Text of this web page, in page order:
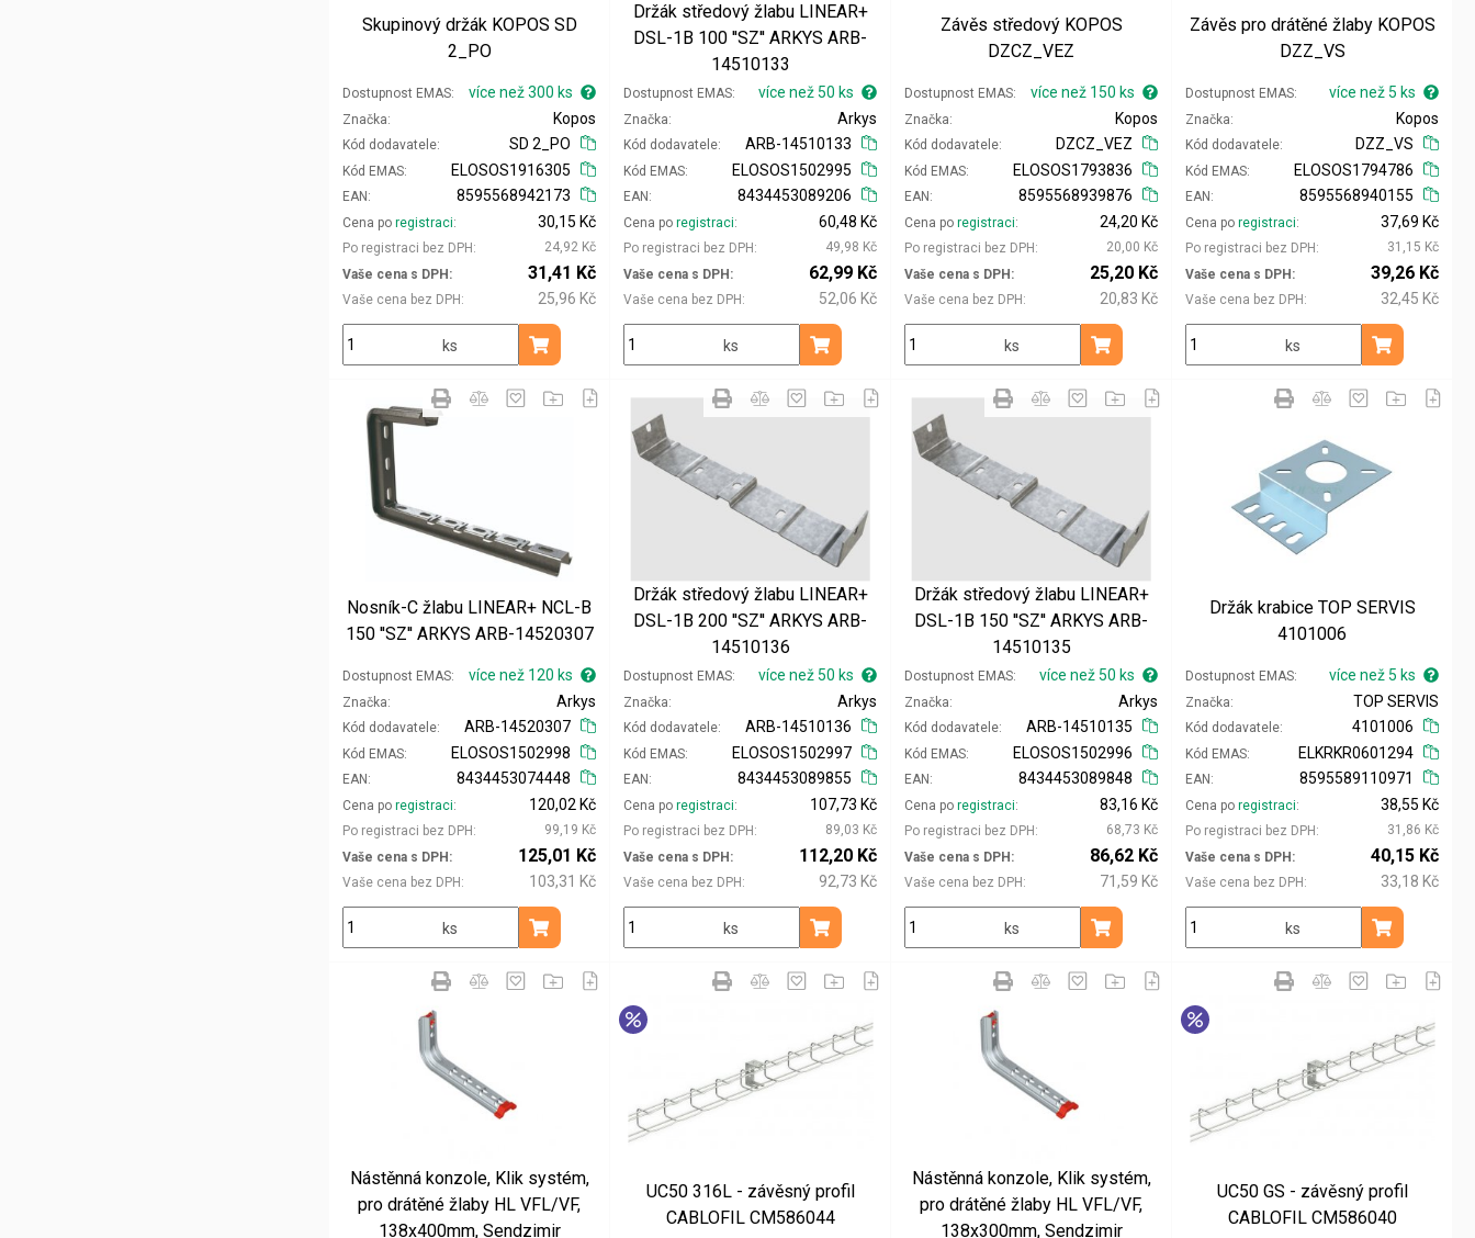
Skupinový držák KOPOS SD
2_PO
Dostupnost EMAS více než 300 ks
Značka
Kód dodavatele
Kopos
SD 2_PO
Kód EMAS
EAN
ELOSOS1916305
8595568942173
Cena po registraci
Po registraci bez DPH
30,15 Kč
24,92 Kč
Vaše cena s DPH
Vaše cena bez DPH
31,41 Kč
25,96 Kč
ks Přidat do košíku
Držák středový žlabu LINEAR+
DSL-1B 100 ''SZ'' ARKYS ARB-
14510133
Dostupnost EMAS více než 50 ks
Značka
Kód dodavatele
Arkys
ARB-14510133
Kód EMAS
EAN
ELOSOS1502995
8434453089206
Cena po registraci
Po registraci bez DPH
60,48 Kč
49,98 Kč
Vaše cena s DPH
Vaše cena bez DPH
62,99 Kč
52,06 Kč
ks Přidat do košíku
Závěs středový KOPOS
DZCZ_VEZ
Dostupnost EMAS více než 150 ks
Značka
Kód dodavatele
Kopos
DZCZ_VEZ
Kód EMAS
EAN
ELOSOS1793836
8595568939876
Cena po registraci
Po registraci bez DPH
24,20 Kč
20,00 Kč
Vaše cena s DPH
Vaše cena bez DPH
25,20 Kč
20,83 Kč
ks Přidat do košíku
Závěs pro drátěné žlaby KOPOS
DZZ_VS
Dostupnost EMAS více než 5 ks
Značka
Kód dodavatele
Kopos
DZZ_VS
Kód EMAS
EAN
ELOSOS1794786
8595568940155
Cena po registraci
Po registraci bez DPH
37,69 Kč
31,15 Kč
Vaše cena s DPH
Vaše cena bez DPH
39,26 Kč
32,45 Kč
ks Přidat do
Nosník-C žlabu LINEAR+ NCL-B
150 ''SZ'' ARKYS ARB-14520307
Dostupnost EMAS více než 120 ks
Značka
Kód dodavatele
Arkys
ARB-14520307
Kód EMAS
EAN
ELOSOS1502998
8434453074448
Cena po registraci
Po registraci bez DPH
120,02 Kč
99,19 Kč
Vaše cena s DPH
Vaše cena bez DPH
125,01 Kč
103,31 Kč
ks Přidat do košíku
Držák středový žlabu LINEAR+
DSL-1B 200 ''SZ'' ARKYS ARB-
14510136
Dostupnost EMAS více než 50 ks
Značka
Kód dodavatele
Arkys
ARB-14510136
Kód EMAS
EAN
ELOSOS1502997
8434453089855
Cena po registraci
Po registraci bez DPH
107,73 Kč
89,03 Kč
Vaše cena s DPH
Vaše cena bez DPH
112,20 Kč
92,73 Kč
ks Přidat do košíku
Držák středový žlabu LINEAR+
DSL-1B 150 ''SZ'' ARKYS ARB-
14510135
Dostupnost EMAS více než 50 ks
Značka
Kód dodavatele
Arkys
ARB-14510135
Kód EMAS
EAN
ELOSOS1502996
8434453089848
Cena po registraci
Po registraci bez DPH
83,16 Kč
68,73 Kč
Vaše cena s DPH
Vaše cena bez DPH
86,62 Kč
71,59 Kč
ks Přidat do košíku
Držák krabice TOP SERVIS
4101006
Dostupnost EMAS více než 5 ks
Značka
Kód dodavatele
TOP SERVIS
4101006
Kód EMAS
EAN
ELKRKR0601294
8595589110971
Cena po registraci
Po registraci bez DPH
38,55 Kč
31,86 Kč
Vaše cena s DPH
Vaše cena bez DPH
40,15 Kč
33,18 Kč
ks Přidat do
Nástěnná konzole, Klik systém,
pro drátěné žlaby HL VFL/VF,
138x400mm, Sendzimir
UC50 316L - závěsný profil
CABLOFIL CM586044
Nástěnná konzole, Klik systém,
pro drátěné žlaby HL VFL/VF,
138x300mm, Sendzimir
UC50 GS - závěsný profil
CABLOFIL CM586040